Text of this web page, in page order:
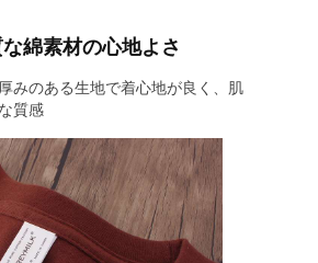
綿素材の心地よさ
みのある生地で着心地が良く、肌
質感